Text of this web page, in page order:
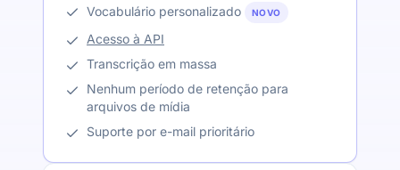
Vocabulário personalizado
NOVO
Acesso à API
Transcrição em massa
Nenhum período de retenção para
arquivos de mídia
Suporte por e-mail prioritário